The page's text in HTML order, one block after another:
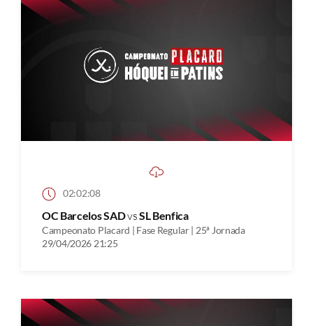
02:02:08
OC Barcelos SADvsSL Benfica
Campeonato Placard | Fase Regular | 25ª Jornada
29/04/2026 21:25